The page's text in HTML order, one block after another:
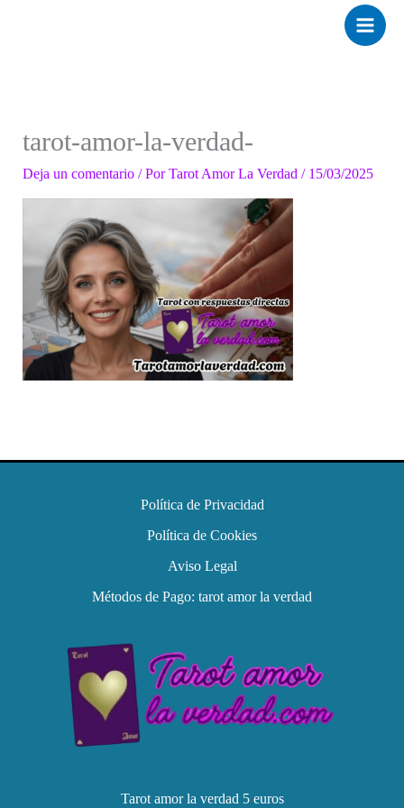
tarot-amor-la-verdad-
Deja un comentario / PorTarot Amor La Verdad / 15/03/2025
Política de Privacidad
Política de Cookies
Aviso Legal
Métodos de Pago: tarot amor la verdad
Tarot amor la verdad 5 euros